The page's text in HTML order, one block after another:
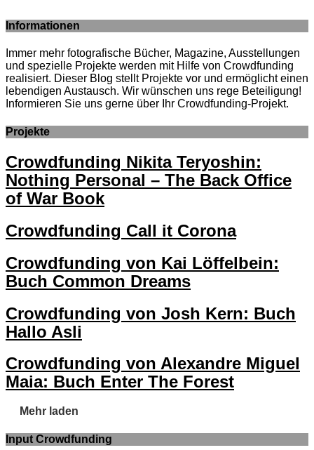
Informationen
Immer mehr fotografische Bücher, Magazine, Ausstellungen
und spezielle Projekte werden mit Hilfe von Crowdfunding
realisiert. Dieser Blog stellt Projekte vor und ermöglicht einen
lebendigen Austausch. Wir wünschen uns rege Beteiligung!
Informieren Sie uns gerne über Ihr Crowdfunding-Projekt.
Projekte
Crowdfunding Nikita Teryoshin:
Nothing Personal – The Back Office
of War Book
Crowdfunding Call it Corona
Crowdfunding von Kai Löffelbein:
Buch Common Dreams
Crowdfunding von Josh Kern: Buch
Hallo Asli
Crowdfunding von Alexandre Miguel
Maia: Buch Enter The Forest
Mehr laden
Input Crowdfunding